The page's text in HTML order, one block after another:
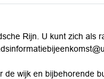
Rijn. U kunt zich als
wijk en bijbehorende